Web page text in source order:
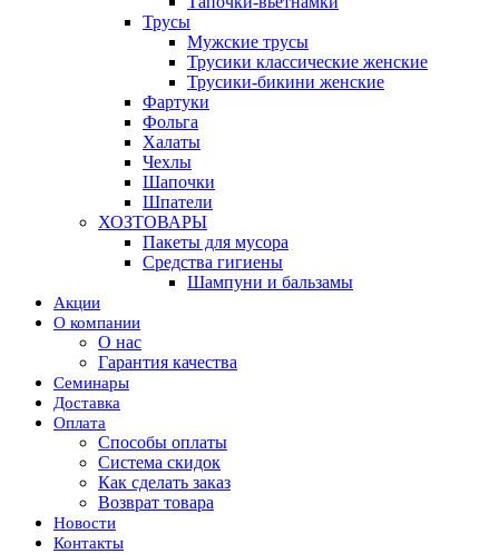
Трусы
Мужские трусы
Трусики классические женские
Трусики-бикини женские
Фартуки
Фольга
Халаты
Чехлы
Шапочки
Шпатели
ХОЗТОВАРЫ
Пакеты для мусора
Средства гигиены
Шампуни и бальзамы
Акции
О компании
О нас
Гарантия качества
Семинары
Доставка
Оплата
Способы оплаты
Система скидок
Как сделать заказ
Возврат товара
Новости
Контакты